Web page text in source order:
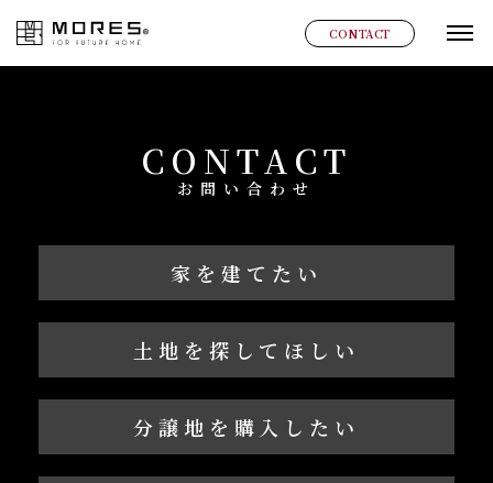
MORES CONTACT グ
CONTACT
お問い合わせ
家を建てたい
土地を探してほしい
分譲地を購入したい